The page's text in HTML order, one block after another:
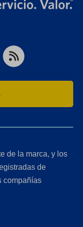
RSS
de la marca, y los
de
compañías